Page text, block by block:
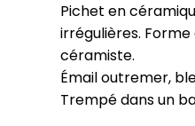
Pichet en
irrégulières.
céramiste.
Émail outremer,
Trempé dans un